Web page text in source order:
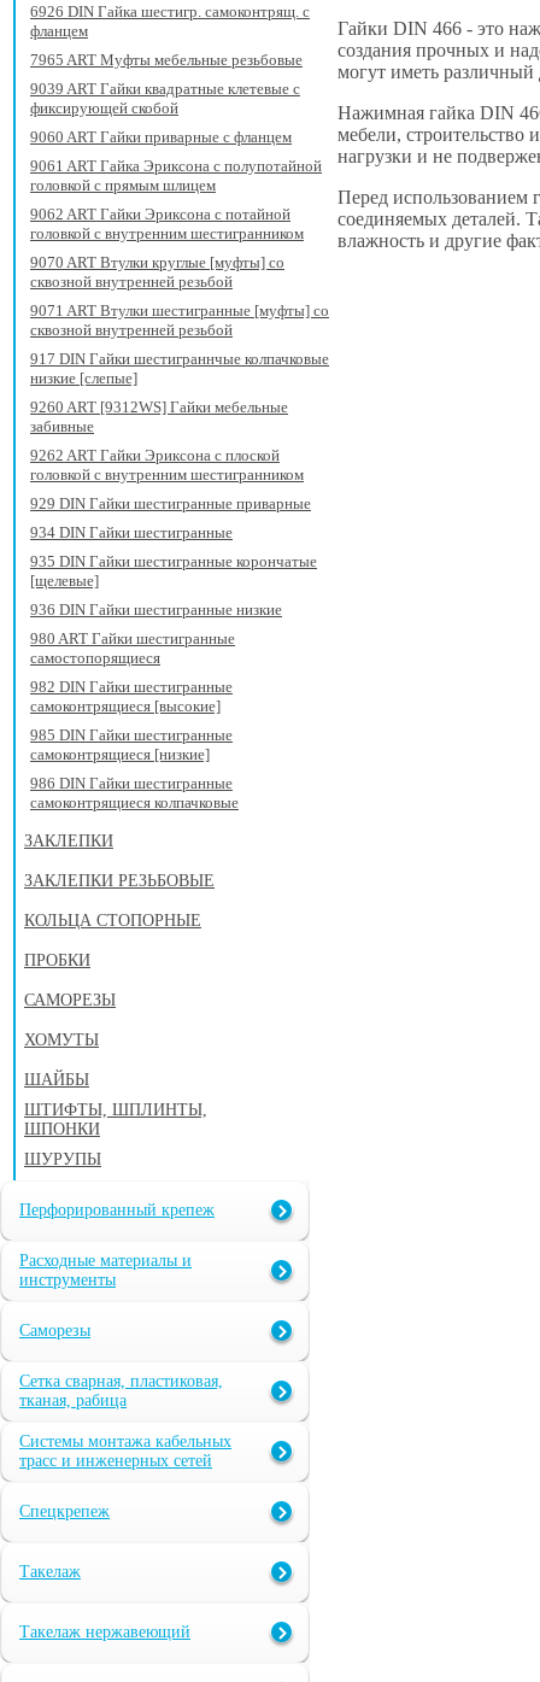
6926 DIN Гайка шестигр. самоконтрящ. с
фланцем
7965 ART Муфты мебельные резьбовые
9039 ART Гайки квадратные клетевые с
фиксирующей скобой
9060 ART Гайки приварные с фланцем
9061 ART Гайка Эриксона с полупотайной
головкой c прямым шлицем
9062 ART Гайки Эриксона с потайной
головкой с внутренним шестигранником
9070 ART Втулки круглые [муфты] со
сквозной внутренней резьбой
9071 ART Втулки шестигранные [муфты] со
сквозной внутренней резьбой
917 DIN Гайки шестиграннчые колпачковые
низкие [слепые]
9260 ART [9312WS] Гайки мебельные
забивные
9262 ART Гайки Эриксона с плоской
головкой с внутренним шестигранником
929 DIN Гайки шестигранные приварные
934 DIN Гайки шестигранные
935 DIN Гайки шестигранные корончатые
[щелевые]
936 DIN Гайки шестигранные низкие
980 ART Гайки шестигранные
самостопорящиеся
982 DIN Гайки шестигранные
самоконтрящиеся [высокие]
985 DIN Гайки шестигранные
самоконтрящиеся [низкие]
986 DIN Гайки шестигранные
самоконтрящиеся колпачковые
ЗАКЛЕПКИ
ЗАКЛЕПКИ РЕЗЬБОВЫЕ
КОЛЬЦА СТОПОРНЫЕ
ПРОБКИ
САМОРЕЗЫ
ХОМУТЫ
ШАЙБЫ
ШТИФТЫ, ШПЛИНТЫ,
ШПОНКИ
ШУРУПЫ
Перфорированный крепеж
Расходные материалы и
инструменты
Саморезы
Сетка сварная, пластиковая,
тканая, рабица
Системы монтажа кабельных
трасс и инженерных сетей
Спецкрепеж
Такелаж
Такелаж нержавеющий
Гайки DIN 466 - это
создания прочных и
могут иметь
Нажимная гайка DIN
мебели, строительство
нагрузки и не
Перед использованием
соединяемых деталей.
влажность и другие